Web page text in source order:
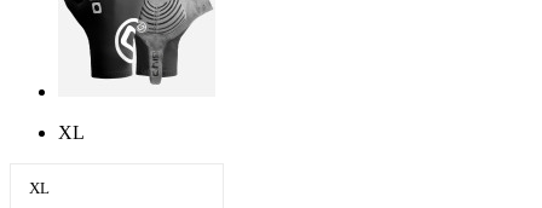
XL
XL